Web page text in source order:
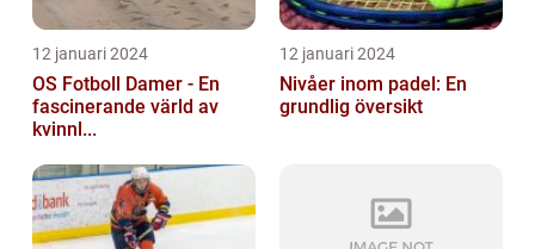
12 januari 2024
OS Fotboll Damer - En
fascinerande värld av
kvinnl...
12 januari 2024
Nivåer inom padel: En
grundlig översikt